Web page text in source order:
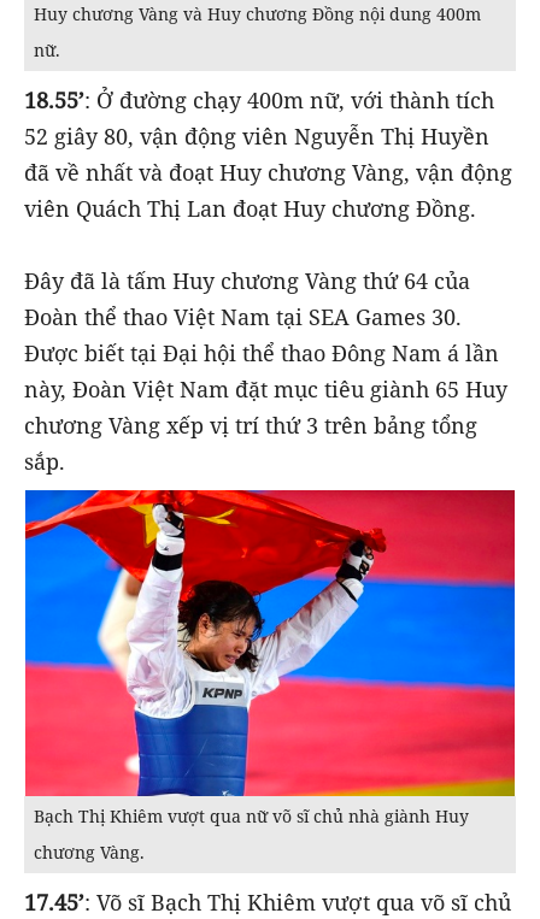
Huy chương Vàng và Huy chương Đồng nội dung 400m
nữ.
18.55’: Ở đường chạy 400m nữ, với thành tích
52 giây 80, vận động viên Nguyễn Thị Huyền
đã về nhất và đoạt Huy chương Vàng, vận động
viên Quách Thị Lan đoạt Huy chương Đồng.
Đây đã là tấm Huy chương Vàng thứ 64 của
Đoàn thể thao Việt Nam tại SEA Games 30.
Được biết tại Đại hội thể thao Đông Nam á lần
này, Đoàn Việt Nam đặt mục tiêu giành 65 Huy
chương Vàng xếp vị trí thứ 3 trên bảng tổng
sắp.
Bạch Thị Khiêm vượt qua nữ võ sĩ chủ nhà giành Huy
chương Vàng.
17.45’: Võ sĩ Bạch Thị Khiêm vượt qua võ sĩ chủ